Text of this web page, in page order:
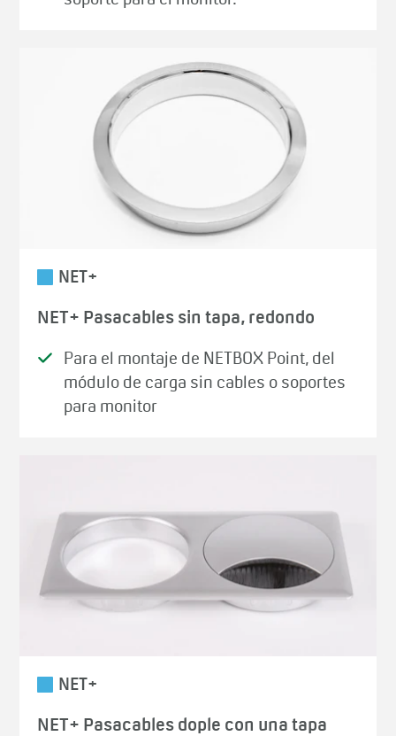
NET+
NET+ Pasacables sin tapa, redondo
Para el montaje de NETBOX Point, del
módulo de carga sin cables o soportes
para monitor
NET+
NET+ Pasacables dople con una tapa